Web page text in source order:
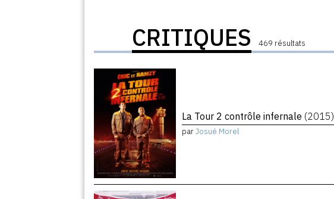
CRITIQUES 469 résultats
La Tour 2 contrôle infernale (2015)
parJosué Morel